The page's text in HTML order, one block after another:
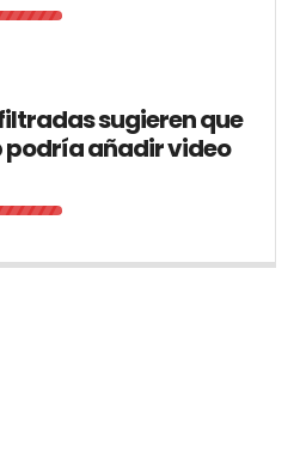
sugieren que
añadir video